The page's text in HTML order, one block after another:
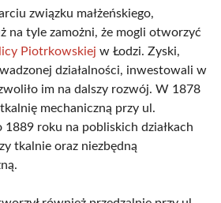
związku małżeńskiego,
na tyle zamożni, że mogli otworzyć
Piotrkowskiej w Łodzi. Zyski,
działalności, inwestowali w
im na dalszy rozwój. W 1878
mechaniczną przy ul.
roku na pobliskich działkach
tkalnie oraz niezbędną